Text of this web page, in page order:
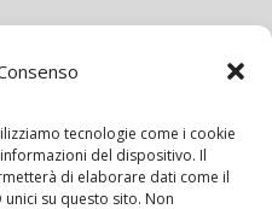
tecnologie come i cookie
del dispositivo. Il
di elaborare dati come il
su questo sito. Non